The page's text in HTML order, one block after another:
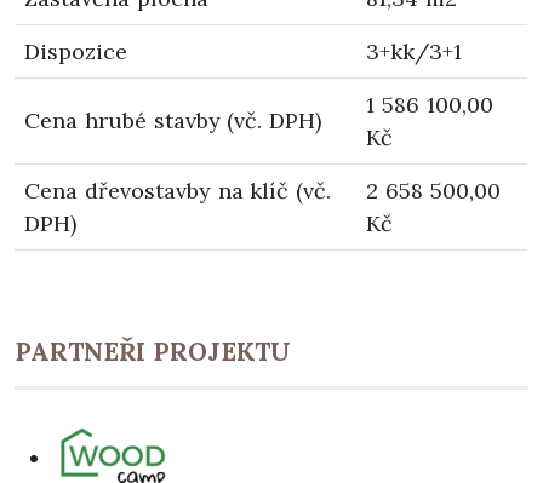
Dispozice
3+kk/3+1
Cena hrubé stavby (vč. DPH)
1 586 100,00
Kč
Cena dřevostavby na klíč (vč.
DPH)
2 658 500,00
Kč
PARTNEŘI PROJEKTU